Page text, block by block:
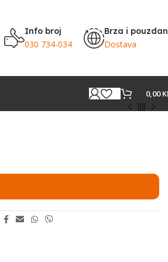
Info broj
030 734-034
Brza i
Dostava
0,00